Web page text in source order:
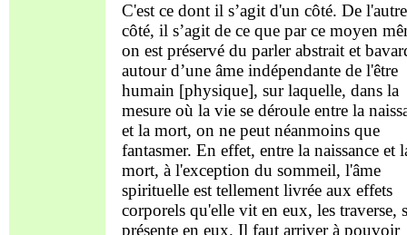
C'est ce dont il s’agit d'un côté. De l'autre
côté, il s’agit de ce que par ce moyen
on est préservé du parler abstrait et
autour d’une âme indépendante de l'être
humain [physique], sur laquelle, dans la
mesure où la vie se déroule entre la
et la mort, on ne peut néanmoins que
fantasmer. En effet, entre la naissance et
mort, à l'exception du sommeil, l'âme
spirituelle est tellement livrée aux effets
corporels qu'elle vit en eux, les traverse,
présente en eux. Il faut arriver à pouvoir